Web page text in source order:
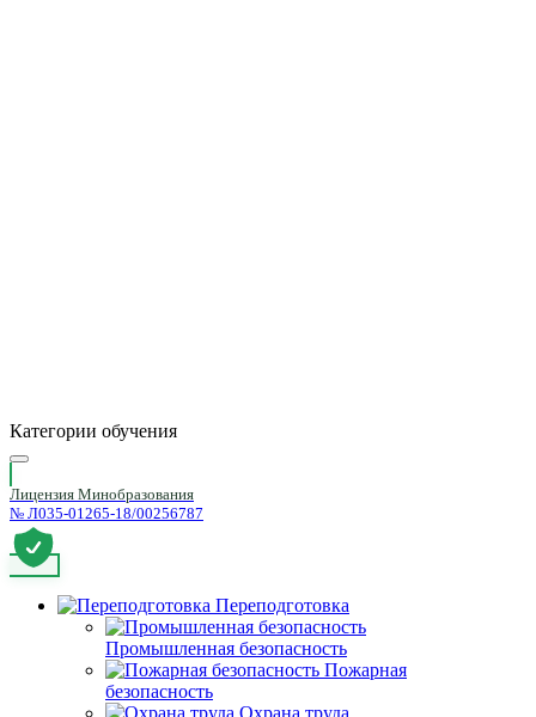
Категории обучения
Лицензия Минобразования
№ Л035-01265-18/00256787
Переподготовка
Промышленная безопасность
Пожарная
безопасность
Охрана труда